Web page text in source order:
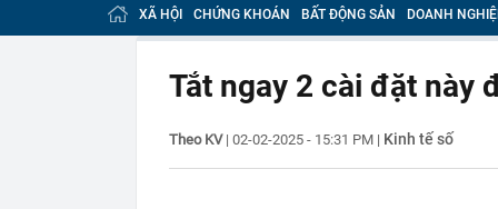
00:12
Tiền lớn bất
phiếu Việt
tỷ USD
23:40
Người đàn
XÃ HỘI CHỨNG KHOÁN BẤT ĐỘNG SẢN DOANH
Tắt ngay 2 cài đặt này
Theo KV| 02-02-2025 - 15:31 PM | Kinh tế số